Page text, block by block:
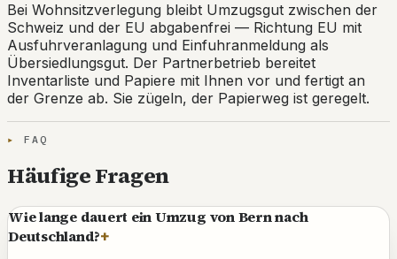
Bei Wohnsitzverlegung bleibt Umzugsgut zwischen der
Schweiz und der EU abgabenfrei — Richtung EU mit
Ausfuhrveranlagung und Einfuhranmeldung als
Übersiedlungsgut. Der Partnerbetrieb bereitet
Inventarliste und Papiere mit Ihnen vor und fertigt an
der Grenze ab. Sie zügeln, der Papierweg ist geregelt.
FAQ
Häufige Fragen
Wie lange dauert ein Umzug von Bern nach
Deutschland?+